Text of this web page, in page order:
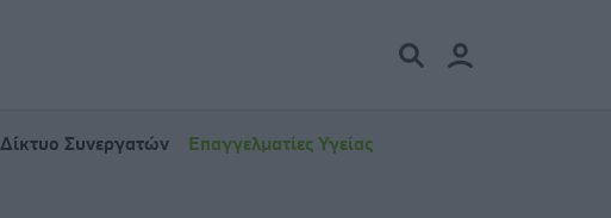
Δίκτυο Συνεργατών Επαγγελματίες Υγείας